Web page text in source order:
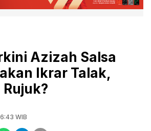
Azizah Salsa
Ikrar Talak,
WIB